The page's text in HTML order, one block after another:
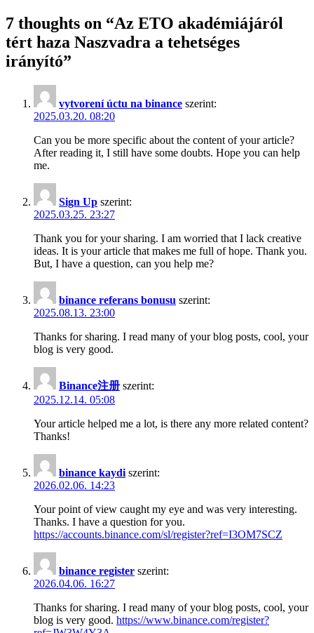
7 thoughts on “Az ETO akadémiájáról
tért haza Naszvadra a tehetséges
irányító”
vytvorení úctu na binance szerint:
2025.03.20. 08:20
Can you be more specific about the content of your article?
After reading it, I still have some doubts. Hope you can help
me.
Sign Up szerint:
2025.03.25. 23:27
Thank you for your sharing. I am worried that I lack creative
ideas. It is your article that makes me full of hope. Thank you.
But, I have a question, can you help me?
binance referans bonusu szerint:
2025.08.13. 23:00
Thanks for sharing. I read many of your blog posts, cool, your
blog is very good.
Binance注册 szerint:
2025.12.14. 05:08
Your article helped me a lot, is there any more related content?
Thanks!
binance kaydi szerint:
2026.02.06. 14:23
Your point of view caught my eye and was very interesting.
Thanks. I have a question for you.
https://accounts.binance.com/sl/register?ref=I3OM7SCZ
binance register szerint:
2026.04.06. 16:27
Thanks for sharing. I read many of your blog posts, cool, your
blog is very good. https://www.binance.com/register?